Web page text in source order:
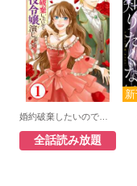
全話読み放題